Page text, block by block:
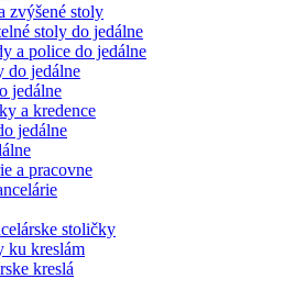
zvýšené stoly
stoly do jedálne
a police do jedálne
do jedálne
jedálne
a kredence
jedálne
a pracovne
stoličky
ku kreslám
kreslá